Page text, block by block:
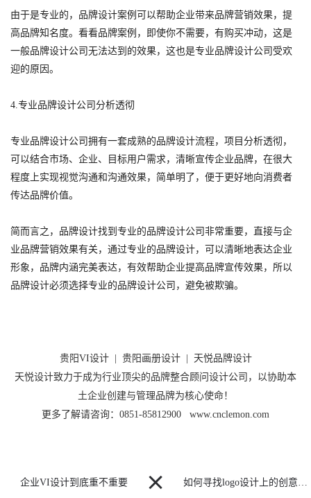
由于是专业的，品牌设计案例可以帮助企业带来品牌营销效果，提
高品牌知名度。看看品牌案例，即使你不需要，有购买冲动，这是
一般品牌设计公司无法达到的效果，这也是专业品牌设计公司受欢
迎的原因。
4.专业品牌设计公司分析透彻
专业品牌设计公司拥有一套成熟的品牌设计流程，项目分析透彻，
可以结合市场、企业、目标用户需求，清晰宣传企业品牌，在很大
程度上实现视觉沟通和沟通效果，简单明了，便于更好地向消费者
传达品牌价值。
简而言之，品牌设计找到专业的品牌设计公司非常重要，直接与企
业品牌营销效果有关，通过专业的品牌设计，可以清晰地表达企业
形象，品牌内涵完美表达，有效帮助企业提高品牌宣传效果，所以
品牌设计必须选择专业的品牌设计公司，避免被欺骗。
贵阳VI设计 贵阳画册设计
天悦品牌设计
天悦设计致力于成为行业顶尖的品牌整合顾问设计公司，以协助本
土企业创建与管理品牌为核心使命！
更多了解请咨询：0851-85812900 www.cnclemon.com
企业VI设计到底重不重要 如何寻找logo设计上的创意灵感
